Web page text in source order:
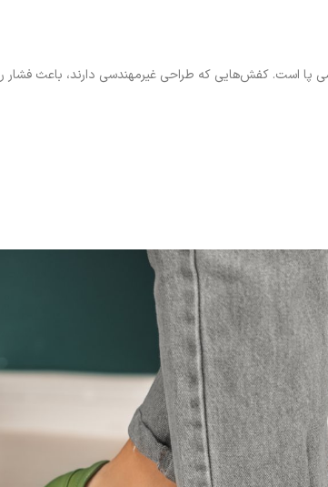
پا است. کفش‌هایی که طراحی غیرمهندسی دارند، باعث فشار